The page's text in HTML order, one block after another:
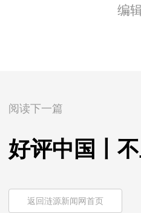
编
阅读下一篇
好评中国丨
返回涟源新闻网首页